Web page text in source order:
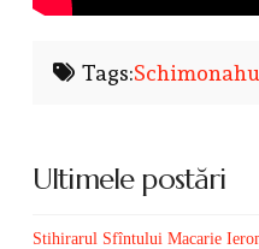
Tags:
Ultimele postări
Stihirarul Sfîntului Macarie